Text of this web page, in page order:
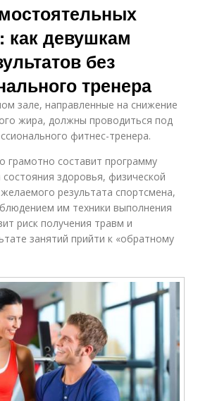
как девушкам
без
тренера
зале, направленные на снижение
жира, должны проводиться под
фитнес-тренера.
грамотно составит программу
здоровья, физической
результата спортсмена,
им техники выполнения
риск получения травм и
занятий прийти к «обратному